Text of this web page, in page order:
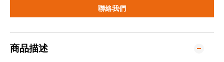
聯絡我們
商品描述